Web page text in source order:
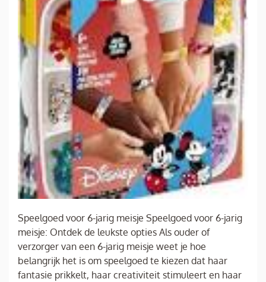
Speelgoed voor 6-jarig meisje Speelgoed voor 6-jarig
meisje: Ontdek de leukste opties Als ouder of
verzorger van een 6-jarig meisje weet je hoe
belangrijk het is om speelgoed te kiezen dat haar
fantasie prikkelt, haar creativiteit stimuleert en haar